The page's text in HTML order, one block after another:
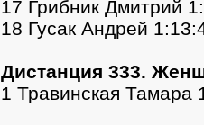
17 Грибник Дмитрий
18 Гусак Андрей
Дистанция 333.
1 Травинская Тамара